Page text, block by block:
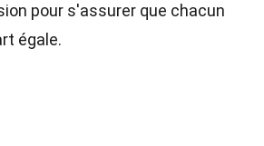
pour s'assurer que chacun
égale.